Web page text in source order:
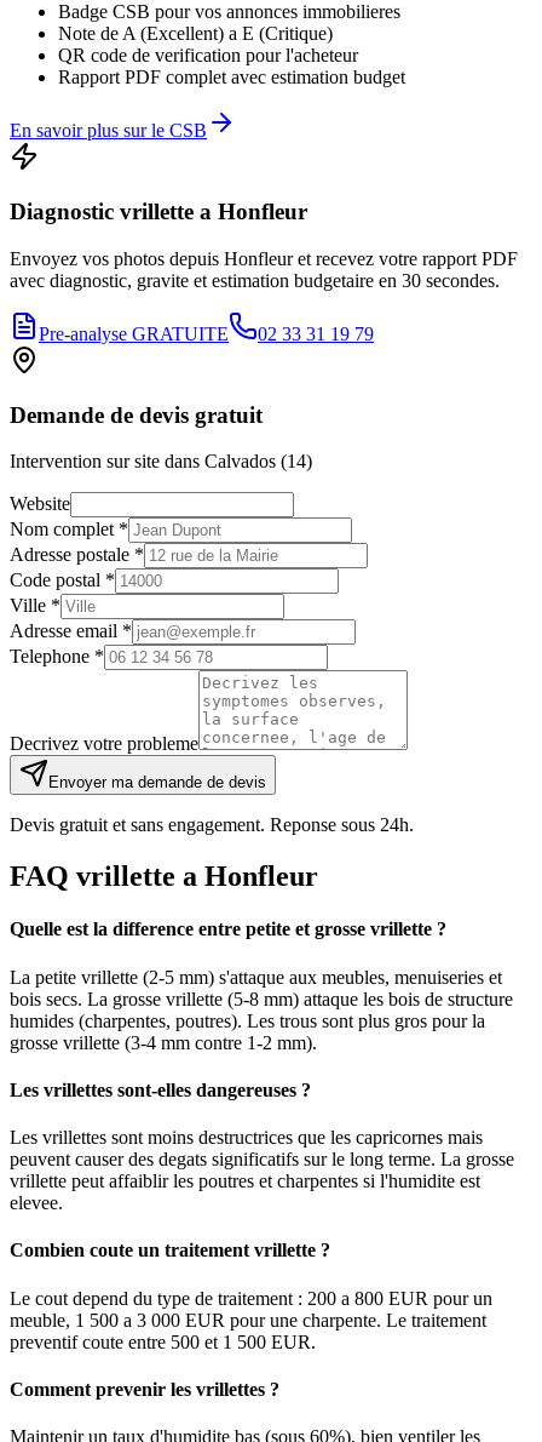
Badge CSB pour vos annonces immobilieres
Note de A (Excellent) a E (Critique)
QR code de verification pour l'acheteur
Rapport PDF complet avec estimation budget
En savoir plus sur le CSB
Diagnostic vrillette a Honfleur
Envoyez vos photos depuis Honfleuret recevez votre rapport PDF
avec diagnostic, gravite et estimation budgetaire en 30 secondes.
Pre-analyse GRATUITE 02 33 31 19 79
Demande de devis gratuit
Intervention sur site dans Calvados (14)
Website
Nom complet *
Adresse postale *
Code postal *
Ville *
Adresse email *
Telephone *
Decrivez votre probleme
Envoyer ma demande de devis
Devis gratuit et sans engagement. Reponse sous 24h.
FAQ vrillette a Honfleur
Quelle est la difference entre petite et grosse vrillette ?
La petite vrillette (2-5 mm) s'attaque aux meubles, menuiseries et
bois secs. La grosse vrillette (5-8 mm) attaque les bois de structure
humides (charpentes, poutres). Les trous sont plus gros pour la
grosse vrillette (3-4 mm contre 1-2 mm).
Les vrillettes sont-elles dangereuses ?
Les vrillettes sont moins destructrices que les capricornes mais
peuvent causer des degats significatifs sur le long terme. La grosse
vrillette peut affaiblir les poutres et charpentes si l'humidite est
elevee.
Combien coute un traitement vrillette ?
Le cout depend du type de traitement : 200 a 800 EUR pour un
meuble, 1 500 a 3 000 EUR pour une charpente. Le traitement
preventif coute entre 500 et 1 500 EUR.
Comment prevenir les vrillettes ?
Maintenir un taux d'humidite bas (sous 60%), bien ventiler les